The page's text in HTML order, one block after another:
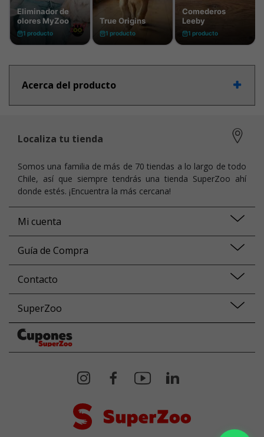
Acerca del producto
Localiza tu tienda
Somos una familia de más de 70 tiendas a lo largo de todo
Chile, así que siempre tendrás una tienda SuperZoo ahí
donde estés. ¡Encuentra la más cercana!
Mi cuenta
Guía de Compra
Contacto
SuperZoo